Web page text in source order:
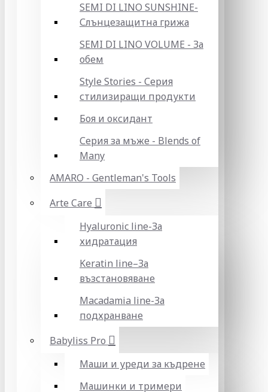
SEMI DI LINO SUNSHINE-
Слънцезащитна грижа
SEMI DI LINO VOLUME - За
обем
Style Stories - Серия
стилизиращи продукти
Боя и оксидант
Серия за мъже - Blends of
Many
AMARO - Gentleman's Tools
Arte Care
Hyaluronic line-За
хидратация
Keratin line–За
възстановяване
Macadamia line-За
подхранване
Babyliss Pro
Маши и уреди за къдрене
Машинки и тримери